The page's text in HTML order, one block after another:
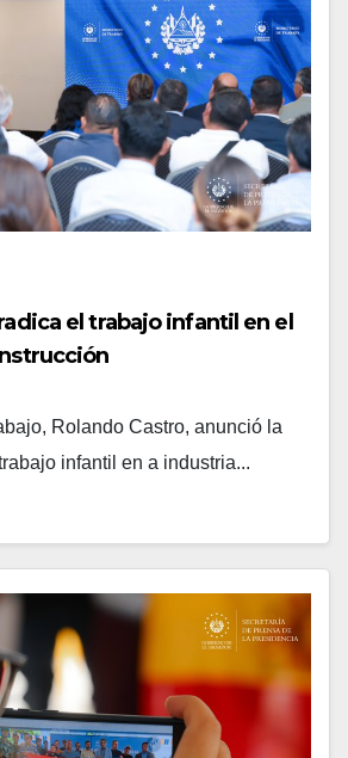
el trabajo infantil en el
Rolando Castro, anunció la
infantil en a industria...